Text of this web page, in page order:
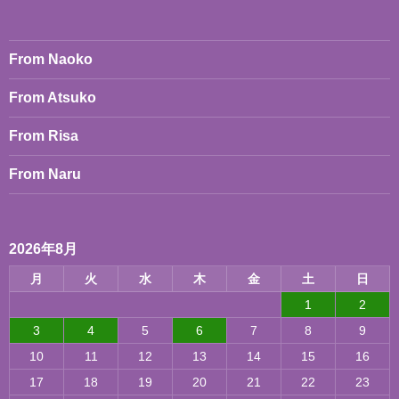
From Naoko
From Atsuko
From Risa
From Naru
2026年8月
月 火 水 木 金 土
日
1
2
3
4 5 6 7 8
9
10
11 12 13 14 15
16
17
18 19 20 21 22
23